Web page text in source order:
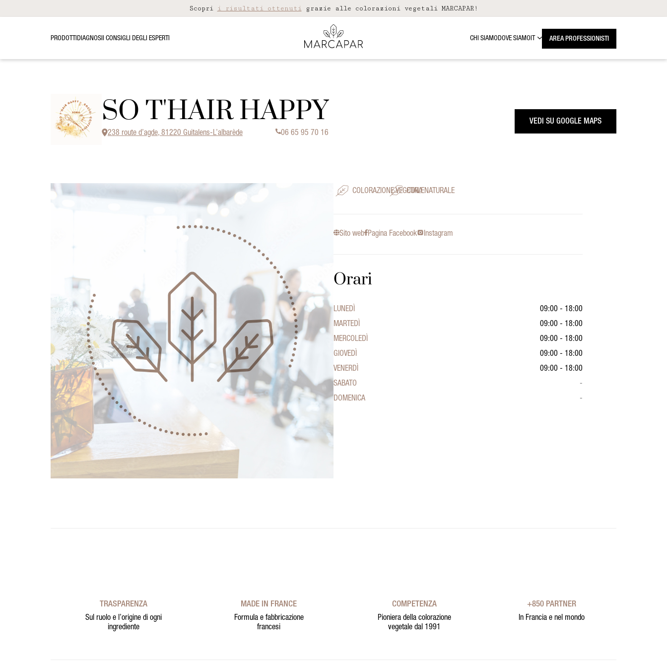
Scopri i risultati ottenutigrazie alle colorazioni vegetali MARCAPAR!
PRODOTTI DIAGNOSI I CONSIGLI DEGLI ESPERTI CHI SIAMO DOVE SIAMO AREA PROFESSIONISTI
SO T'HAIR HAPPY
238 route d’agde, 81220 Guitalens-L’albarède 06 65 95 70 16
VEDI SU GOOGLE MAPS
COLORAZIONE VEGETALECURA NATURALE
Sito web Pagina Facebook Instagram
Orari
LUNEDÌ
09:00 - 18:00
MARTEDÌ
09:00 - 18:00
MERCOLEDÌ
09:00 - 18:00
GIOVEDÌ
09:00 - 18:00
VENERDÌ
09:00 - 18:00
SABATO
-
DOMENICA
-
TRASPARENZA
Sul ruolo e l’origine di ogni
ingrediente
MADE IN FRANCE
Formula e fabbricazione
francesi
COMPETENZA
Pioniera della colorazione
vegetale dal 1991
+850 PARTNER
In Francia e nel mondo